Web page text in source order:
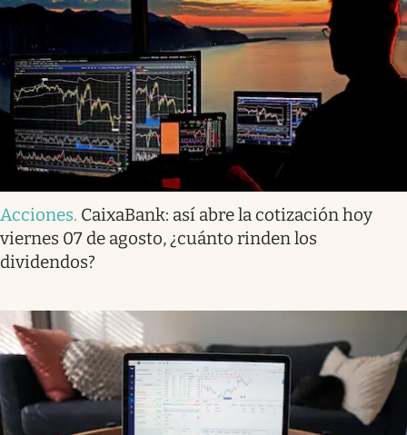
Acciones. CaixaBank: así abre la cotización hoy
viernes 07 de agosto, ¿cuánto rinden los
dividendos?